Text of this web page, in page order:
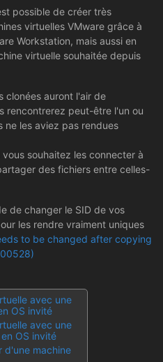
possible de créer très
virtuelles VMware grâce à
Workstation, mais aussi en
virtuelle souhaitée depuis
clonées auront l'air de
rencontrerez peut-être l'un ou
ne les aviez pas rendues
souhaitez les connecter à
des fichiers entre celles-
de changer le SID de vos
les rendre vraiment uniques
to be changed after copying
avec une
OS invité
avec une
OS invité
d'une machine